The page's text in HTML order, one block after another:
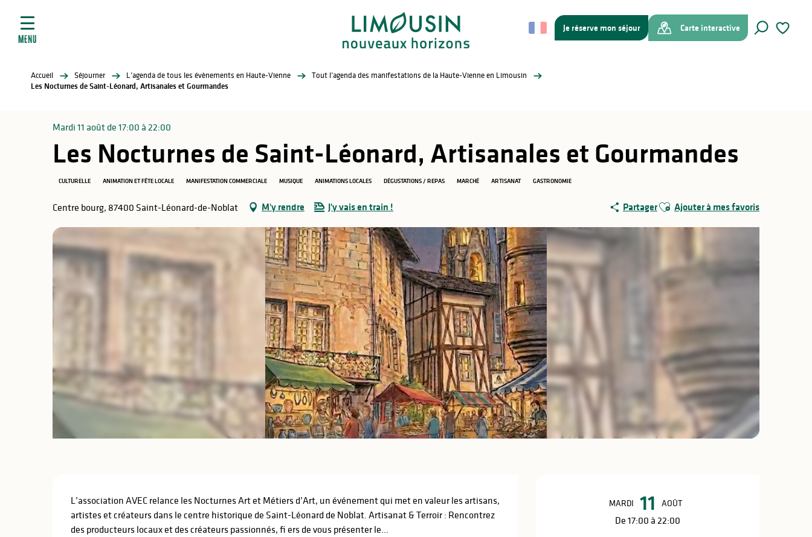
contenu
Je réserve mon séjour
Carte interactive
MENU
Accueil Séjourner L’agenda de tous les évènements en Haute-Vienne
Tout l’agenda des manifestations de la Haute-Vienne en Limousin
Les Nocturnes de Saint-Léonard, Artisanales et Gourmandes
Mardi 11 août de 17:00 à 22:00
Les Nocturnes de Saint-Léonard, Artisanales et Gourmandes
CULTURELLE ANIMATION ET FÊTE LOCALE MANIFESTATION COMMERCIALE MUSIQUE ANIMATIONS LOCALES DÉGUSTATIONS / REPAS MARCHÉ ARTISANAT GASTRONOMIE
Centre bourg, 87400 Saint-Léonard-de-Noblat M'y rendre J'y vais en train ! PartagerAjouter aux favoris
Ajouter à mes favoris
Ouverture et
MARDI 11 AOÛT
De 17:00 à 22:00
Description
L’association AVEC relance les Nocturnes Art et Métiers d’Art, un événement qui met en valeur les artisans,
artistes et créateurs dans le centre historique de Saint-Léonard de Noblat. Artisanat & Terroir : Rencontrez
des producteurs locaux et des créateurs passionnés, fi ers de vous présenter le...